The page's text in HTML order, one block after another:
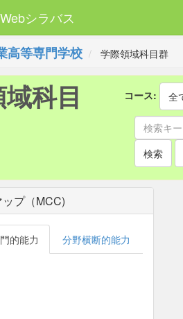
シラバス
高等専門学校 学際領域科目群
科目 コース: 全
検索
プ（MCC)
的能力
分野横断的能力